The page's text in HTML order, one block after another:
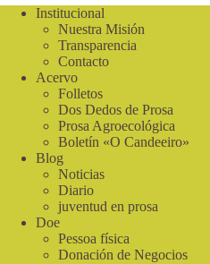
la
naturaleza?
Alimentación
Institucional
Nuestra Misión
Transparencia
Contacto
Acervo
Folletos
Dos Dedos de Prosa
Prosa Agroecológica
Boletín «O Candeeiro»
Blog
Noticias
Diario
juventud en prosa
Doe
Pessoa física
Donación de Negocios